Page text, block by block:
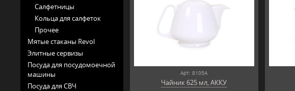
Салфетницы
Кольца для салфеток
Прочее
Мятые стаканы Revol
Элитные сервизы
Посуда для посудомоечной
машины
Посуда для СВЧ
Арт: 8105А
Чайник 625 мл, АККУ